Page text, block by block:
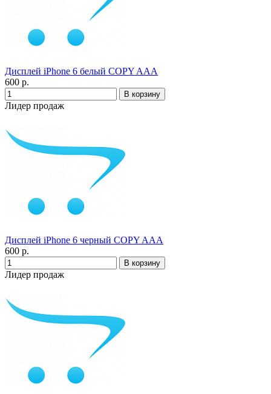
Дисплей iPhone 6 белый COPY AAA
600 р.
Лидер продаж
Дисплей iPhone 6 черный COPY AAA
600 р.
Лидер продаж